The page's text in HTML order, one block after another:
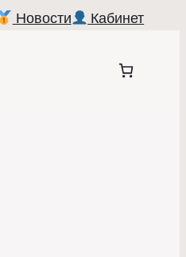
Новости Кабинет